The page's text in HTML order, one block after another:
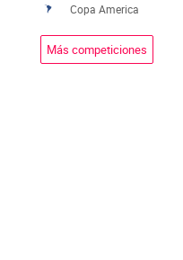
Copa America
Más competiciones